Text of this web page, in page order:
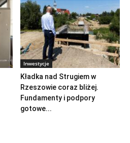
Inwestycje
Kładka nad Strugiem w
Rzeszowie coraz bliżej.
Fundamenty i podpory
gotowe...